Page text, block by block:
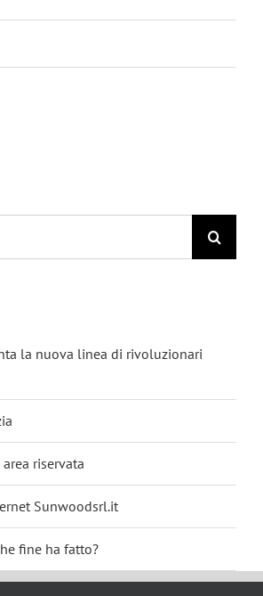
la nuova linea di rivoluzionari
riservata
Sunwoodsrl.it
fine ha fatto?